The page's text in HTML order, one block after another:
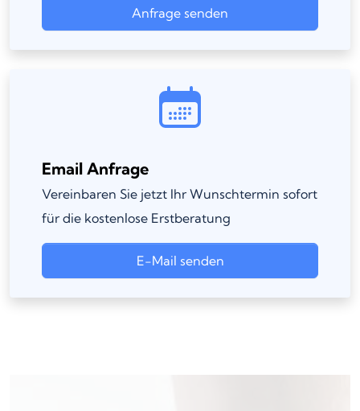
Anfrage senden
Email Anfrage
Vereinbaren Sie jetzt Ihr Wunschtermin sofort
für die kostenlose Erstberatung
E-Mail senden